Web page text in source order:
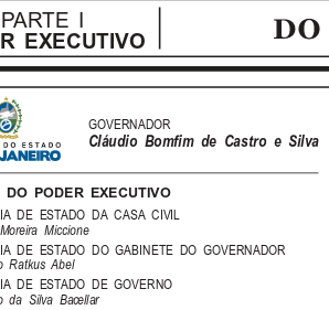
PARTE  I
EXECUTIVO
DO  PODER  EXECUTIVO
DE  ESTADO  DA  CASA  CIVIL
Miccione
DE  ESTADO  DO  GABINETE  DO  GOVERNADOR
Ratkus  Abel
DE  ESTADO  DE  GOVERNO
da  Silva  Bacellar
GOVERNADOR
Cláudio  Bomfim  de  Castro  e  Silva